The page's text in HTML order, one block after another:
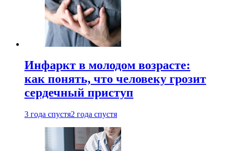
Инфаркт в молодом возрасте:
как понять, что человеку грозит
сердечный приступ
3 года спустя2 года спустя